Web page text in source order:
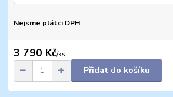
Nejsme plátci DPH
3 790 Kč/ks
Přidat do košíku